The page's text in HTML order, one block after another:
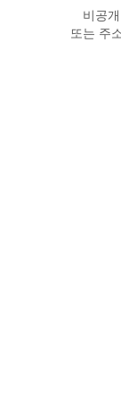
비공
또는 주